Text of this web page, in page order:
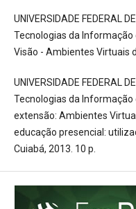
UNIVERSIDADE FEDERAL
Tecnologias da
Visão - Ambientes Virtuais
UNIVERSIDADE FEDERAL
Tecnologias da Informação
extensão: Ambientes
educação presencial:
Cuiabá, 2013. 10 p.